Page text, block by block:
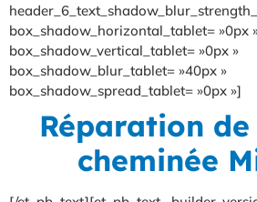
box_shadow_horizontal_tablet= »0px
box_shadow_vertical_tablet= »0px »
box_shadow_blur_tablet= »40px »
box_shadow_spread_tablet= »0px »]
Réparation
cheminée